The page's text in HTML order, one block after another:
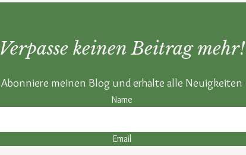
Verpasse keinen Beitrag mehr!
Abonniere meinen Blog und erhalte alle Neuigkeiten
Name
Email